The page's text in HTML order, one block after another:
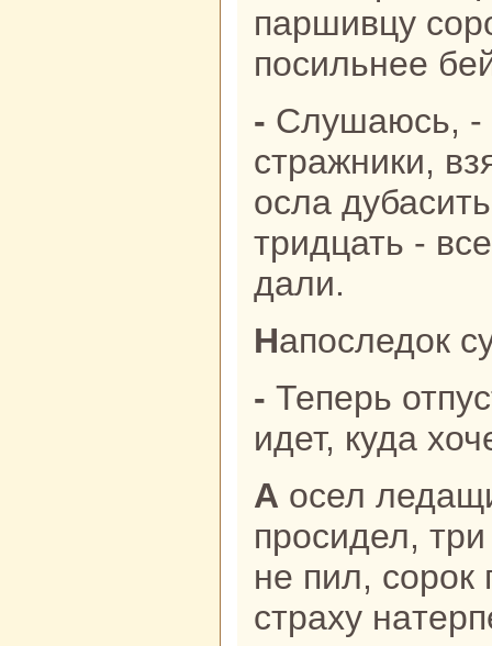
паршивцу
посильнее
- Слушаюсь, - paзом ответили
стpaжники,
осла
тридцать -
дали.
Напоследок
- Теперь отпустите его, пускай
идет, куда
А осел ледащий три дня взаперти
просидел,
не пил, сорок
стpaху